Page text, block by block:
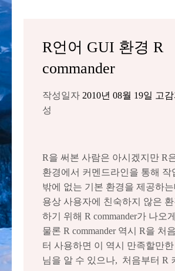
R언어 GUI 환경 R
commander
작성일자 2010년 08월 19일 고
성
R을 써본 사람은 아시겠지만 R
환경에서 커멘드라인을 통해 작
밖에 없는 기본 환경을 제공하
용상 사용자에 친숙하지 않은
하기 위해 R commander가 나오
물론 R commander 역시 R을 처
터 사용하면 이 역시 만족할만
님을 알 수 있으나, 처음부터 R